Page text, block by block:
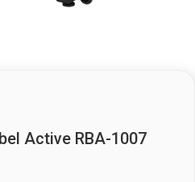
Active RBA-1007